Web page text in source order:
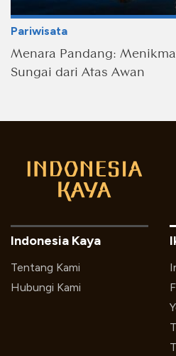
Pariwisata
Menara Pandang:
Sungai dari Atas Awan
Indonesia Kaya
Tentang Kami
Hubungi Kami